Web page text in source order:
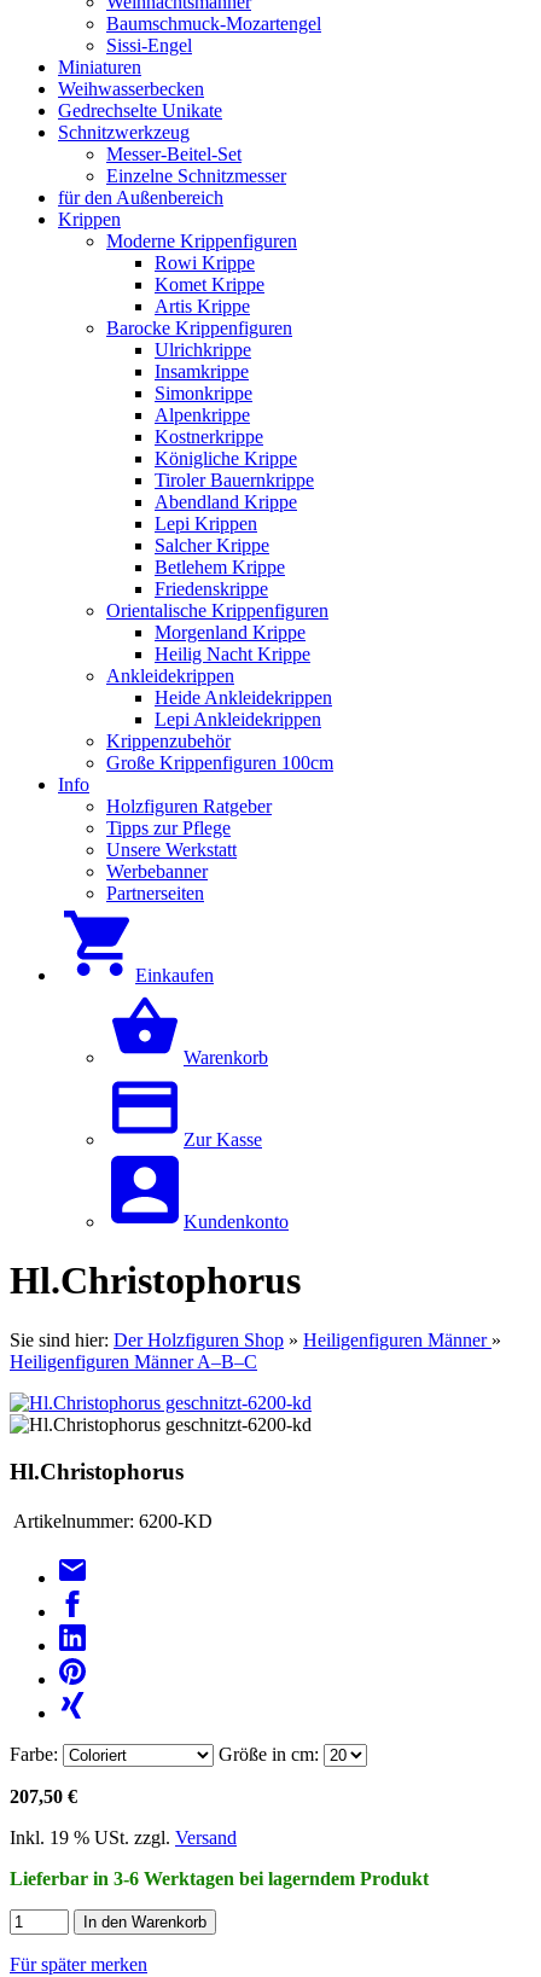
Baumschmuck-Mozartengel
Sissi-Engel
Miniaturen
Weihwasserbecken
Gedrechselte Unikate
Schnitzwerkzeug
Messer-Beitel-Set
Einzelne Schnitzmesser
für den Außenbereich
Krippen
Moderne Krippenfiguren
Rowi Krippe
Komet Krippe
Artis Krippe
Barocke Krippenfiguren
Ulrichkrippe
Insamkrippe
Simonkrippe
Alpenkrippe
Kostnerkrippe
Königliche Krippe
Tiroler Bauernkrippe
Abendland Krippe
Lepi Krippen
Salcher Krippe
Betlehem Krippe
Friedenskrippe
Orientalische Krippenfiguren
Morgenland Krippe
Heilig Nacht Krippe
Ankleidekrippen
Heide Ankleidekrippen
Lepi Ankleidekrippen
Krippenzubehör
Große Krippenfiguren 100cm
Info
Holzfiguren Ratgeber
Tipps zur Pflege
Unsere Werkstatt
Werbebanner
Partnerseiten
Einkaufen
Warenkorb
Zur Kasse
Kundenkonto
Hl.Christophorus
Sie sind hier: Der Holzfiguren Shop » Heiligenfiguren Männer »
Heiligenfiguren Männer A–B–C
Hl.Christophorus
Artikelnummer: 6200-KD
Farbe: Größe in cm:
207,50 €
Inkl. 19 % USt. zzgl. Versand
Lieferbar in 3-6 Werktagen bei lagerndem Produkt
In den Warenkorb
Für später merken